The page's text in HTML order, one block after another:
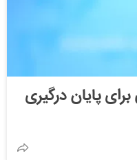
پایان درگیری